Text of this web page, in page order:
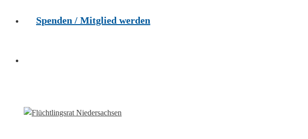
Spenden / Mitglied werden